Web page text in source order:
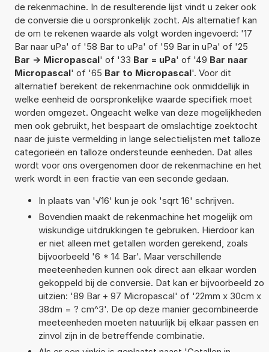
de rekenmachine. In de resulterende lijst vindt u zeker ook
de conversie die u oorspronkelijk zocht. Als alternatief kan
de om te rekenen waarde als volgt worden ingevoerd: '17
Bar naar uPa' of '58 Bar to uPa' of '59 Bar in uPa' of '25
Bar -> Micropascal' of '33 Bar = uPa' of '49 Bar naar
Micropascal' of '65 Bar to Micropascal'. Voor dit
alternatief berekent de rekenmachine ook onmiddellijk in
welke eenheid de oorspronkelijke waarde specifiek moet
worden omgezet. Ongeacht welke van deze mogelijkheden
men ook gebruikt, het bespaart de omslachtige zoektocht
naar de juiste vermelding in lange selectielijsten met talloze
categorieën en talloze ondersteunde eenheden. Dat alles
wordt voor ons overgenomen door de rekenmachine en het
werk wordt in een fractie van een seconde gedaan.
In plaats van '√16' kun je ook 'sqrt 16' schrijven.
Bovendien maakt de rekenmachine het mogelijk om
wiskundige uitdrukkingen te gebruiken. Hierdoor kan
er niet alleen met getallen worden gerekend, zoals
bijvoorbeeld '6 * 14 Bar'. Maar verschillende
meeteenheden kunnen ook direct aan elkaar worden
gekoppeld bij de conversie. Dat kan er bijvoorbeeld zo
uitzien: '89 Bar + 97 Micropascal' of '22mm x 30cm x
38dm = ? cm^3'. De op deze manier gecombineerde
meeteenheden moeten natuurlijk bij elkaar passen en
zinvol zijn in de betreffende combinatie.